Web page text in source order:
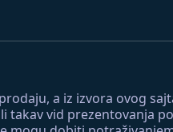
a iz izvora ovog
vid prezentovanja